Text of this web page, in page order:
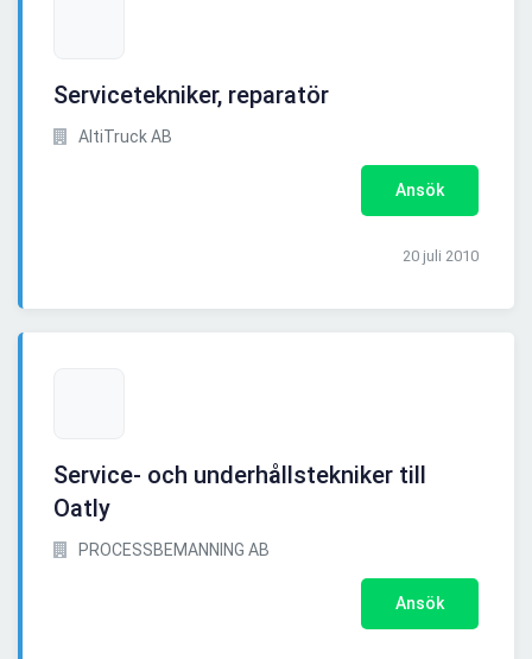
Servicetekniker, reparatör
AltiTruck AB
Ansök
20 juli 2010
Service- och underhållstekniker till
Oatly
PROCESSBEMANNING AB
Ansök